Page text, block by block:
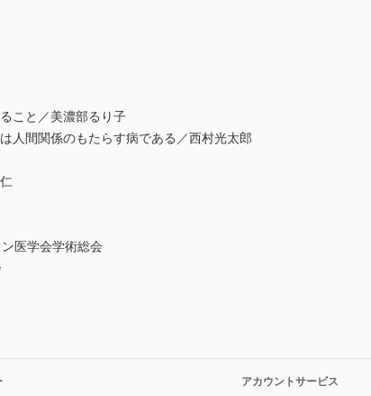
こと／美濃部るり子
間関係のもたらす病である／西村光太郎
医学会学術総会
アカウントサービス